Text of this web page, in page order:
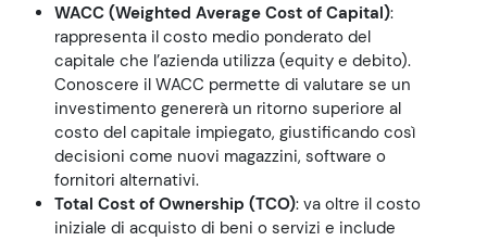
WACC (Weighted Average Cost of Capital):
rappresenta il costo medio ponderato del
capitale che l’azienda utilizza (equity e debito).
Conoscere il WACC permette di valutare se un
investimento genererà un ritorno superiore al
costo del capitale impiegato, giustificando così
decisioni come nuovi magazzini, software o
fornitori alternativi.
Total Cost of Ownership (TCO): va oltre il costo
iniziale di acquisto di beni o servizi e include